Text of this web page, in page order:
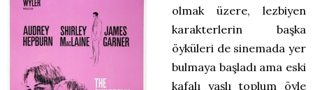
olmak üzere, lezbiyen
karakterlerin başka
öyküleri de sinemada yer
bulmaya başladı ama eski
kafalı yaşlı toplum öyle